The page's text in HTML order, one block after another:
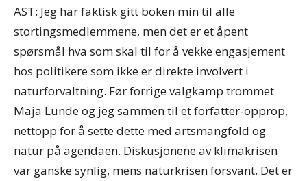
AST: Jeg har faktisk gitt boken min til alle
stortingsmedlemmene, men det er et åpent
spørsmål hva som skal til for å vekke engasjement
hos politikere som ikke er direkte involvert i
naturforvaltning. Før forrige valgkamp trommet
Maja Lunde og jeg sammen til et forfatter-opprop,
nettopp for å sette dette med artsmangfold og
natur på agendaen. Diskusjonene av klimakrisen
var ganske synlig, mens naturkrisen forsvant. Det er